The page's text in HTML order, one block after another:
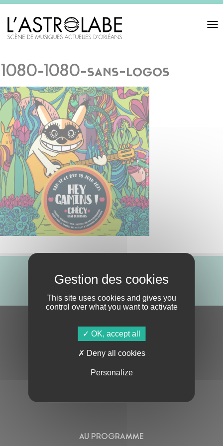
Toggle
1080-1080-sans-logos
ABONNE-TOI !
S'ABONNER À LA NEWSLETTER
AU PROGRAMME
This site uses cookies and gives you
control over what you want to activate
OK, accept all
Deny all cookies
Personalize